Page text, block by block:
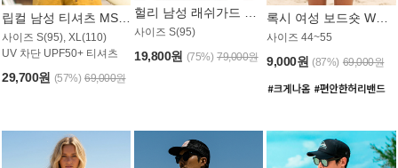
사이즈 S(95), XL(110)
UV 차단 UPF50+ 티셔츠
29,700원 (57%) 69,000원
사이즈 S(95)
19,800원 (75%) 79,000원
사이즈 44~55
9,000원 (87%) 69,000원